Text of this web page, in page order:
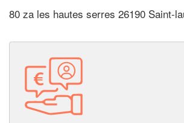
80 za les hautes serres 26190 Saint-